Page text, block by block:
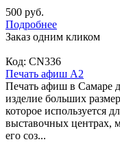
500 руб.
Подробнее
Заказ одним кликом
Код: CN336
Печать афиш А2
Печать афиш в Самаре
изделие больших
которое используется
выставочных центрах,
его соз...